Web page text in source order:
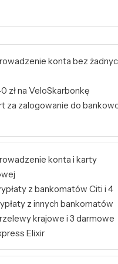
konta bez
zł na VeloSkarbonkę
za zalogowanie do
konta i karty
z bankomatów Citi i 4
z innych bankomatów
krajowe i 3 darmowe
Elixir